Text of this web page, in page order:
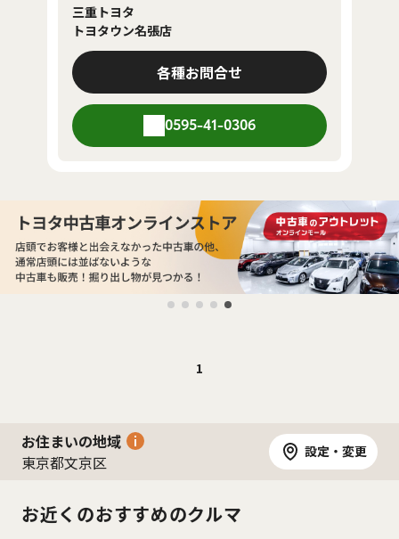
三重トヨタ
トヨタウン名張店
各種お問合せ
0595-41-0306
1
お住まいの地域
東京都文京区
設定・変更
お近くのおすすめのクルマ